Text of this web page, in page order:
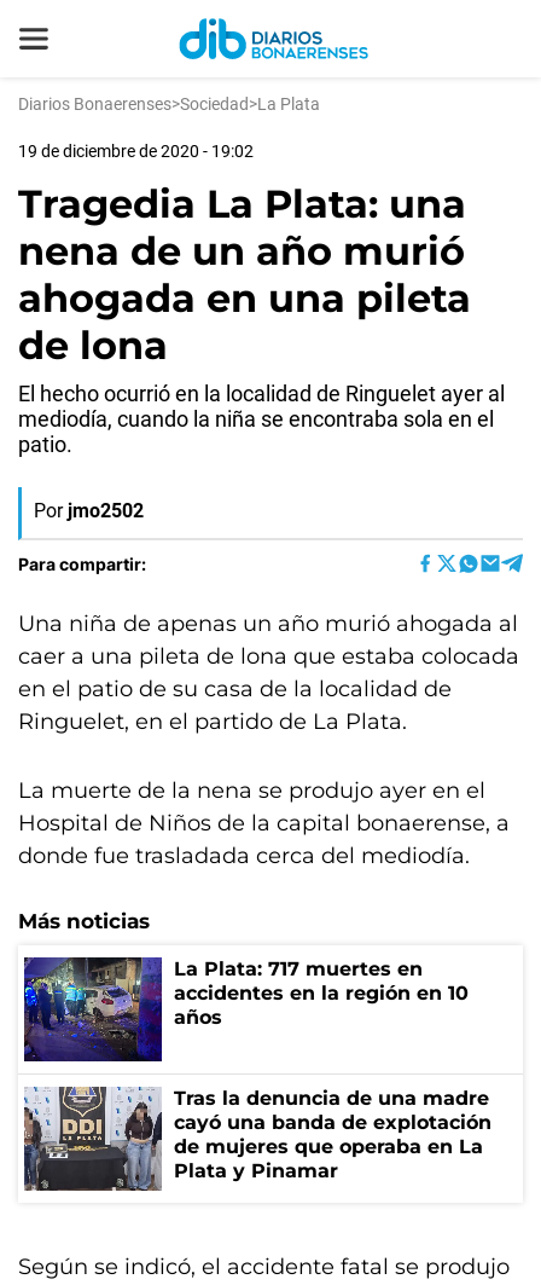
Diarios Bonaerenses>Sociedad>La Plata
19 de diciembre de 2020 - 19:02
Tragedia La Plata: una
nena de un año murió
ahogada en una pileta
de lona
El hecho ocurrió en la localidad de Ringuelet ayer al
mediodía, cuando la niña se encontraba sola en el
patio.
Por jmo2502
Para compartir:
Una niña de apenas un año murió ahogada al
caer a una pileta de lona que estaba colocada
en el patio de su casa de la localidad de
Ringuelet, en el partido de La Plata.
La muerte de la nena se produjo ayer en el
Hospital de Niños de la capital bonaerense, a
donde fue trasladada cerca del mediodía.
Más noticias
La Plata: 717 muertes en
accidentes en la región en 10
años
Tras la denuncia de una madre
cayó una banda de explotación
de mujeres que operaba en La
Plata y Pinamar
Según se indicó, el accidente fatal se produjo